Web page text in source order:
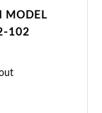
MODEL
102